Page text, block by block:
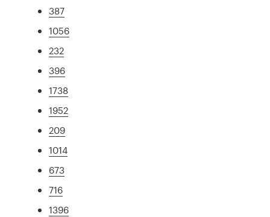
387
1056
232
396
1738
1952
209
1014
673
716
1396